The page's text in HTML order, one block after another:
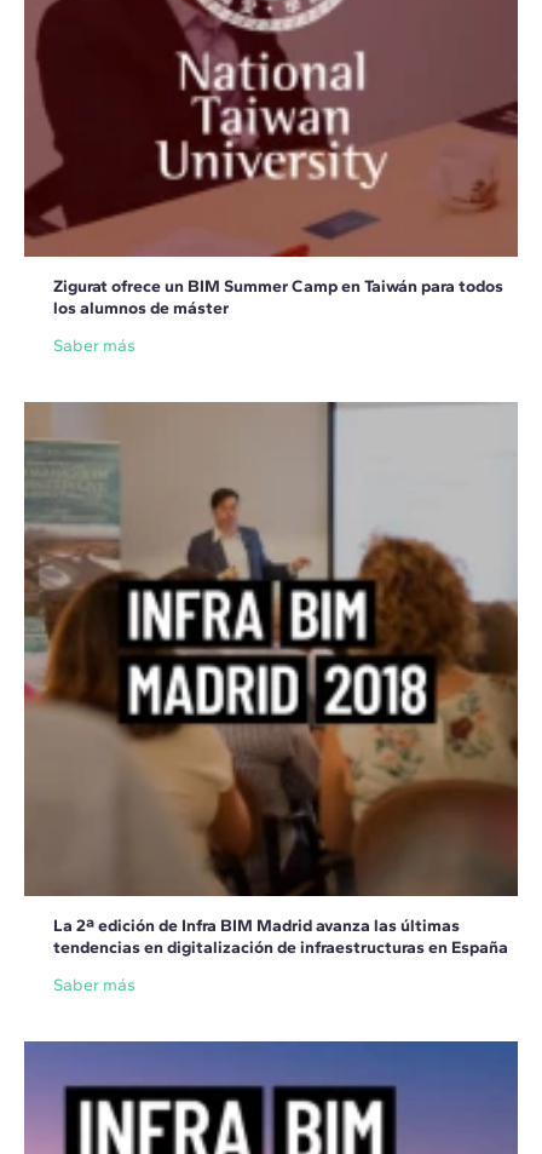
Zigurat ofrece un BIM Summer Camp en Taiwán para todos
los alumnos de máster
Saber más
La 2ª edición de Infra BIM Madrid avanza las últimas
tendencias en digitalización de infraestructuras en España
Saber más